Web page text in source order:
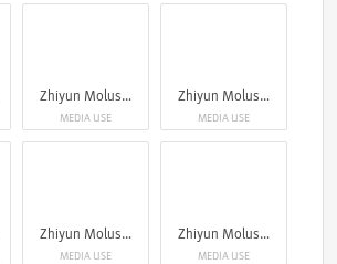
Zhiyun Molus G300
MEDIA USE
Zhiyun Molus G300
MEDIA USE
Zhiyun Molus G300
MEDIA USE
Zhiyun Molus G300
MEDIA USE